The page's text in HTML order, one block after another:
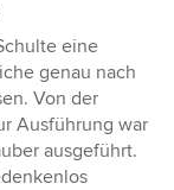
eine
genau nach
Von der
Ausführung war
ausgeführt.